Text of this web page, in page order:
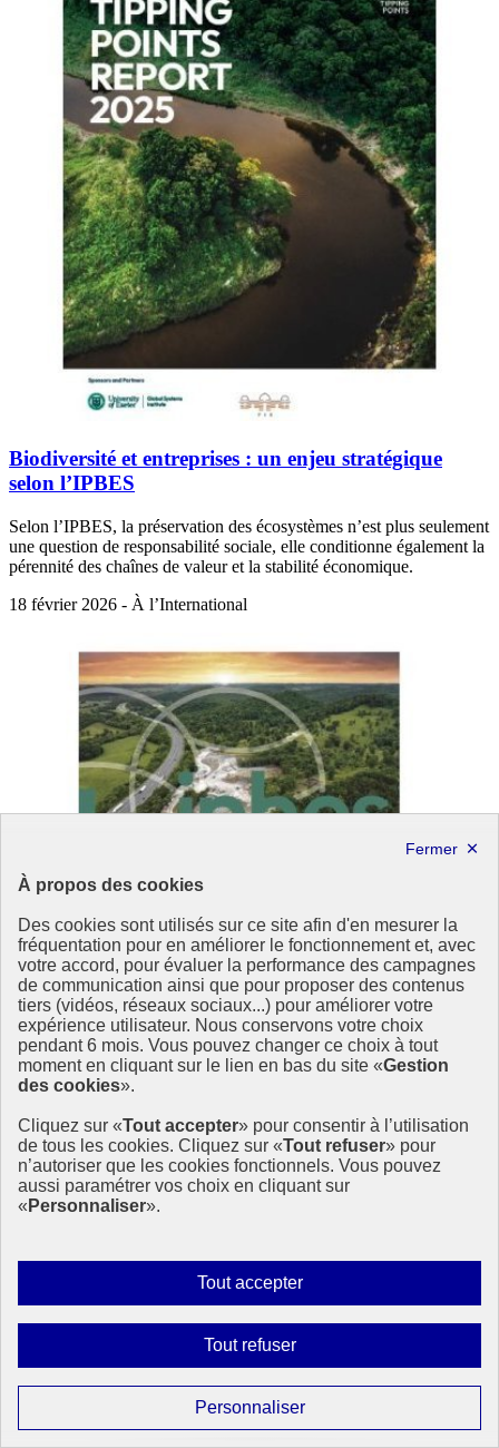
À propos des cookies
Des cookies sont utilisés sur ce site afin d'en mesurer la
fréquentation pour en améliorer le fonctionnement et, avec
votre accord, pour évaluer la performance des campagnes
de communication ainsi que pour proposer des contenus
tiers (vidéos, réseaux sociaux...) pour améliorer votre
expérience utilisateur. Nous conservons votre choix
pendant 6 mois. Vous pouvez changer ce choix à tout
moment en cliquant sur le lien en bas du site «Gestion
des cookies».
Cliquez sur «Tout accepter» pour consentir à l’utilisation
de tous les cookies. Cliquez sur «Tout refuser» pour
n’autoriser que les cookies fonctionnels. Vous pouvez
aussi paramétrer vos choix en cliquant sur
« Personnaliser».
Tout accepterAutoriser
tous
Tout refuserInterdire
tous
PersonnaliserParamétrer
les
Biodiversité et entreprises : un enjeu stratégique
selon l’IPBES
Selon l’IPBES, la préservation des écosystèmes n’est plus seulement
une question de responsabilité sociale, elle conditionne également la
pérennité des chaînes de valeur et la stabilité économique.
18 février 2026 - À l’International
Vers un avenir énergétique propre : comprendre la
Journée internationale des énergies propres
À l’occasion de la Journée internationale des énergies propres, les
et durable est un levier essentiel pour réduire les inégalités et